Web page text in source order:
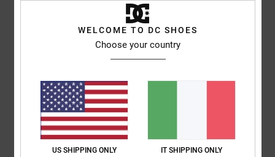
Rapporto qualità-prezzo: 5
Colore : 4
Consiglio questo prodotto
5 /5
È bella e di qualità
WELCOME TO DC SHOES
Choose your country
US SHIPPING ONLY IT SHIPPING ONLY